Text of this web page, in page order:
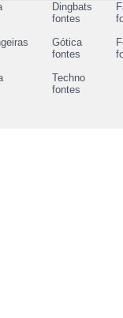
Dingbats
fontes
Gótica
fontes
Techno
fontes